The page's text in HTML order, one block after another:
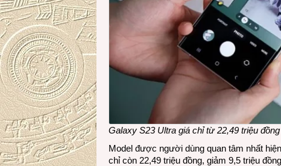
Galaxy S23 Ultra giá chỉ từ 22,49 triệu đồng
Model được người dùng quan tâm nhất
chỉ còn 22,49 triệu đồng, giảm 9,5 triệu